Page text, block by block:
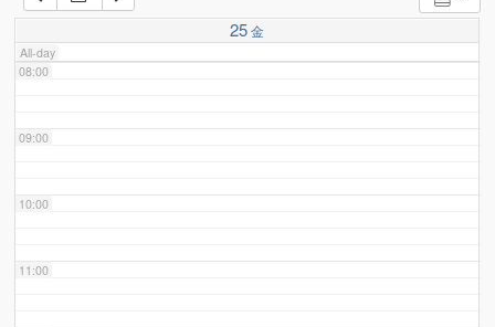
25 金
All-day
07:00
08:00
09:00
10:00
11:00